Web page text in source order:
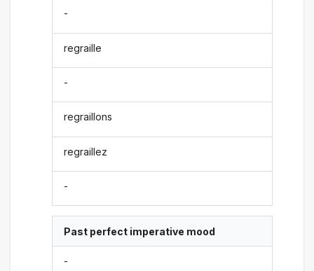
-
regraille
-
regraillons
regraillez
-
Past perfect imperative mood
-